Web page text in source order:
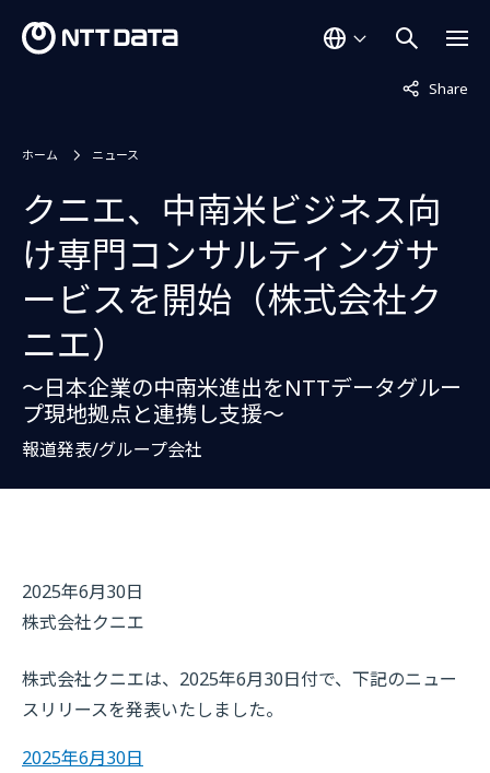
Share
非表示中
ホーム ニュース
クニエ、中南米ビジネス向
け専門コンサルティングサ
ービスを開始（株式会社ク
ニエ）
～日本企業の中南米進出をNTTデータグルー
プ現地拠点と連携し支援～
報道発表/グループ会社
2025年6月30日
株式会社クニエ
株式会社クニエは、2025年6月30日付で、下記のニュー
スリリースを発表いたしました。
2025年6月30日